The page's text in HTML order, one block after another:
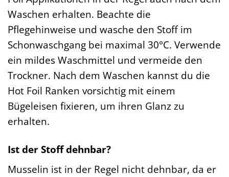
Waschen erhalten. Beachte die
Pflegehinweise und wasche den Stoff im
Schonwaschgang bei maximal 30°C. Verwende
ein mildes Waschmittel und vermeide den
Trockner. Nach dem Waschen kannst du die
Hot Foil Ranken vorsichtig mit einem
Bügeleisen fixieren, um ihren Glanz zu
erhalten.
Ist der Stoff dehnbar?
Musselin ist in der Regel nicht dehnbar, da er